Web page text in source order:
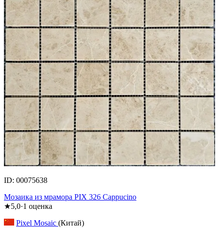
ID: 00075638
Мозаика из мрамора PIX 326 Cappucino
★5,0·1 оценка
Pixel Mosaic (Китай)